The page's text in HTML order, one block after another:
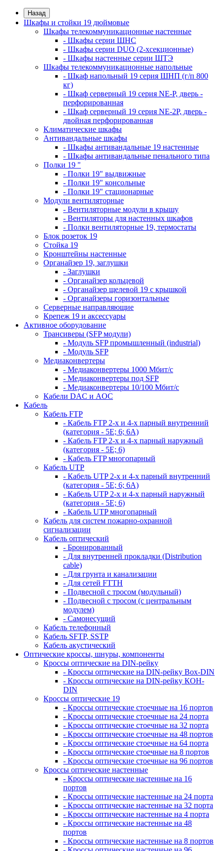
Назад
Шкафы и стойки 19 дюймовые
Шкафы телекоммуникационные настенные
- Шкафы серии ШНС
- Шкафы серии DUO (2-хсекционные)
- Шкафы настенные серии ШТЭ
Шкафы телекоммуникационные напольные
- Шкаф напольный 19 серия ШНП (г/п 800
кг)
- Шкаф серверный 19 серия NE-P, дверь -
перфорированная
- Шкаф серверный 19 серия NE-2P, дверь -
двойная перфорированная
Климатические шкафы
Антивандальные шкафы
- Шкафы антивандальные 19 настенные
- Шкафы антивандальные пенального типа
Полки 19 "
- Полки 19" выдвижные
- Полки 19" консольные
- Полки 19" стационарные
Модули вентиляторные
- Вентиляторные модули в крышу
- Вентиляторы для настенных шкафов
- Полки вентиляторные 19, термостаты
Блок розеток 19
Стойка 19
Кронштейны настенные
Органайзер 19, заглушки
- Заглушки
- Органайзер кольцевой
- Органайзер щелевой 19 с крышкой
- Органайзеры горизонтальные
Серверные направляющие
Крепеж 19 и аксессуары
Активное оборудование
Трансиверы (SFP модули)
- Модуль SFP промышленный (industrial)
- Модуль SFP
Медиаконвертеры
- Медиаконвертеры 1000 Мбит/с
- Медиаконвертеры под SFP
- Медиаконвертеры 10/100 Мбит/с
Кабели DAC и AOC
Кабель
Кабель FTP
- Кабель FTP 2-х и 4-х парный внутренний
(категория - 5Е; 6; 6А)
- Кабель FTP 2-х и 4-х парный наружный
(категория - 5Е; 6)
- Кабель FTP многопарный
Кабель UTP
- Кабель UTP 2-х и 4-х парный внутренний
(категория - 5Е; 6; 6А)
- Кабель UTP 2-х и 4-х парный наружный
(категория - 5Е; 6)
- Кабель UTP многопарный
Кабель для систем пожарно-охранной
сигнализации
Кабель оптический
- Бронированный
- Для внутренней прокладки (Distribution
cable)
- Для грунта и канализации
- Для сетей FTTH
- Подвесной с тросом (модульный)
- Подвесной с тросом (с центральным
модулем)
- Самонесущий
Кабель телефонный
Кабель SFTP, SSTP
Кабель акустический
Оптические кроссы, шнуры, компоненты
Кроссы оптические на DIN-рейку
- Кроссы оптические на DIN-рейку Box-DIN
- Кроссы оптические на DIN-рейку КОН-
DIN
Кроссы оптические 19
- Кроссы оптические стоечные на 16 портов
- Кроссы оптические стоечные на 24 порта
- Кроссы оптические стоечные на 32 порта
- Кроссы оптические стоечные на 48 портов
- Кроссы оптические стоечные на 64 порта
- Кроссы оптические стоечные на 8 портов
- Кроссы оптические стоечные на 96 портов
Кроссы оптические настенные
- Кроссы оптические настенные на 16
портов
- Кроссы оптические настенные на 24 порта
- Кроссы оптические настенные на 32 порта
- Кроссы оптические настенные на 4 порта
- Кроссы оптические настенные на 48
портов
- Кроссы оптические настенные на 8 портов